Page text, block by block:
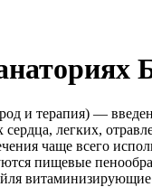
и терапия) —
сердца, легких,
чаще всего
пищевые